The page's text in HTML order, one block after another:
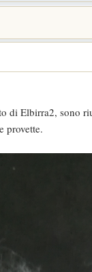
di Elbirra2, sono
provette.